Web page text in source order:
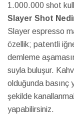
1.000.000 shot
Slayer Shot
Slayer espresso
özellik; patentli
demleme
suyla buluşur.
olduğunda basınç
şekilde
yapabilirsiniz.